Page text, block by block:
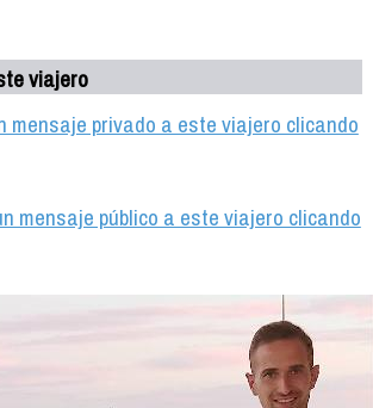
viajero
mensaje privado a este viajero clicando
mensaje público a este viajero clicando